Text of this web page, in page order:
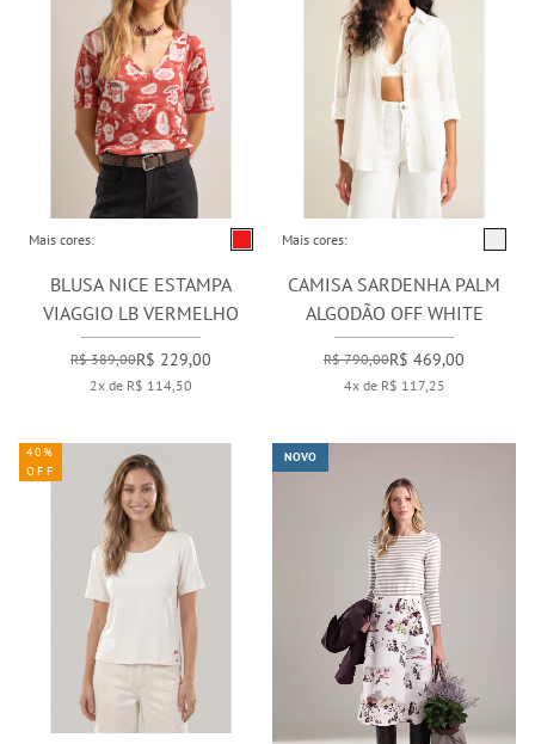
Mais cores:
BLUSA NICE ESTAMPA
VIAGGIO LB VERMELHO
R$ 389,00R$ 229,00
2x de R$ 114,50
Mais cores:
CAMISA SARDENHA PALM
ALGODÃO OFF WHITE
R$ 790,00R$ 469,00
4x de R$ 117,25
40%
OFF
NOVO